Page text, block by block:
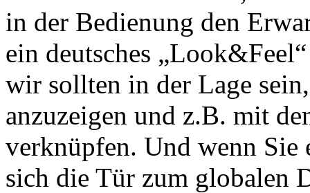
in der Bedienung den
ein deutsches
wir sollten in der Lage
anzuzeigen und z.B. mit
verknüpfen. Und wenn
sich die Tür zum globalen